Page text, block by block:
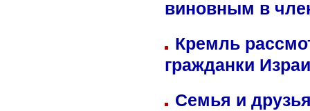
виновным в
Кремль
гражданки
Семья и